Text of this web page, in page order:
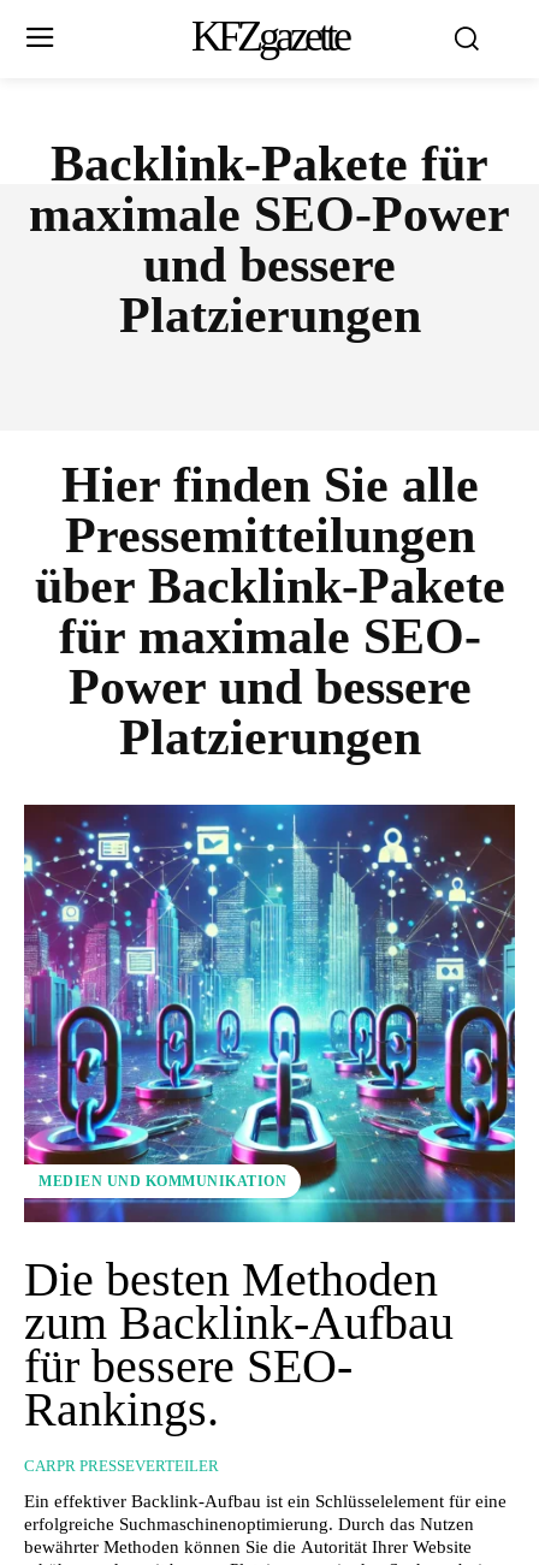
KFZgazette
Backlink-Pakete für
maximale SEO-Power
und bessere
Platzierungen
Hier finden Sie alle
Pressemitteilungen
über Backlink-Pakete
für maximale SEO-
Power und bessere
Platzierungen
MEDIEN UND KOMMUNIKATION
Die besten Methoden
zum Backlink-Aufbau
für bessere SEO-
Rankings.
CARPR PRESSEVERTEILER
Ein effektiver Backlink-Aufbau ist ein Schlüsselelement für eine
erfolgreiche Suchmaschinenoptimierung. Durch das Nutzen
bewährter Methoden können Sie die Autorität Ihrer Website